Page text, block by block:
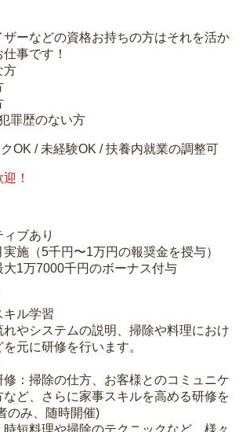
ーなどの資格お持ちの方はそれを活か
事です！
方
罪歴のない方
OK / 未経験OK / 扶養内就業の調整可
！
ブあり
実施（5千円〜1万円の報奨金を授与）
大1万7000千円のボーナス付与
キル学習
やシステムの説明、掃除や料理におけ
元に研修を行います。
修：掃除の仕方、お客様とのコミュニケ
ど、さらに家事スキルを高める研修を
のみ、随時開催)